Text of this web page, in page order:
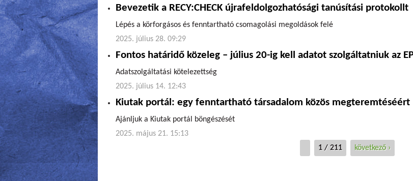
Bevezetik a RECY:CHECK újrafeldolgozhatósági tanúsítási protokollt
Lépés a körforgásos és fenntartható csomagolási megoldások felé
2025. július 28. 09:29
Fontos határidő közeleg – július 20-ig kell adatot szolgáltatniuk az
Adatszolgáltatási kötelezettség
2025. július 14. 12:43
Kiutak portál: egy fenntartható társadalom közös megteremtéséért
Ajánljuk a Kiutak portál böngészését
2025. május 21. 15:13
1 / 211
következő ›